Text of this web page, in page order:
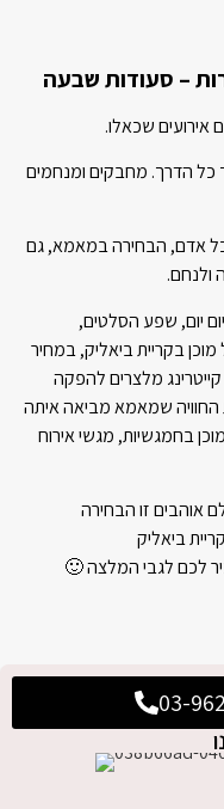
– סעודות שבעה
אירועים שכאלו.
הדרך. מחבקים ומנחמים
כל אדם, הבחירה במאמא, גם
ולנחם.
יום, שפע הסלטים,
מוכן בקריית ביאליק, במחיר
מלצרים להפקה
החוויה שמאמא מביאה איתה
בחמגשיות, מגשי אירוח
אוהבים זו הבחירה
ביאליק
לכם לגבי המלצה 🙂